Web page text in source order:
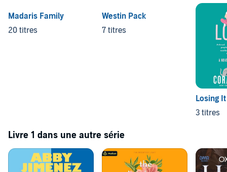
Madaris Family
20 titres
Westin Pack
7 titres
Losing It
3 titres
Livre 1 dans une autre série